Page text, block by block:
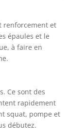
et
épaules et le
à faire en
Ce sont des
rapidement
squat, pompe et
débutez.